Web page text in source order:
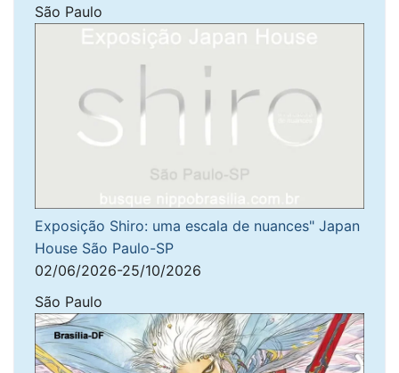
São Paulo
Exposição Shiro: uma escala de nuances" Japan
House São Paulo-SP
02/06/2026-25/10/2026
São Paulo